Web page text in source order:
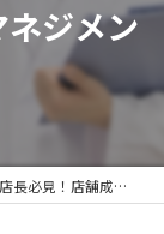
ジメン
店長必見！店舗成長のマネジメント法